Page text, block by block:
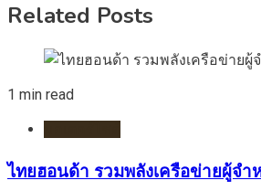
Related Posts
1 min read
ไทยฮอนด้า รวมพลังเครือข่ายผู้จ